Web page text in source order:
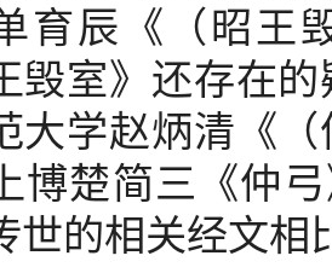
育辰《（昭王
毁室》还存在
大学赵炳清《
博楚简三《仲
世的相关经文相